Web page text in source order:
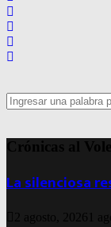
Search
for:
Crónicas al
La silenciosa
2 agosto, 2026 1